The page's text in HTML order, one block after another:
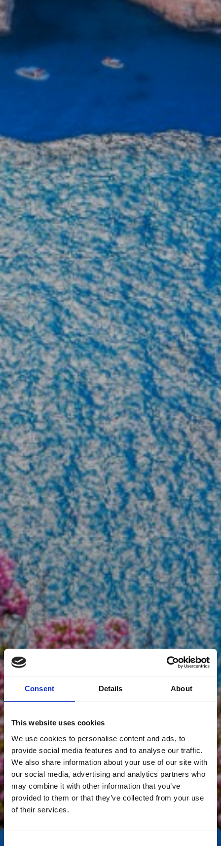
Consent Details About
This website uses cookies
We use cookies to personalise content and ads, to
provide social media features and to analyse our traffic.
We also share information about your use of our site with
our social media, advertising and analytics partners who
may combine it with other information that you’ve
provided to them or that they’ve collected from your use
of their services.